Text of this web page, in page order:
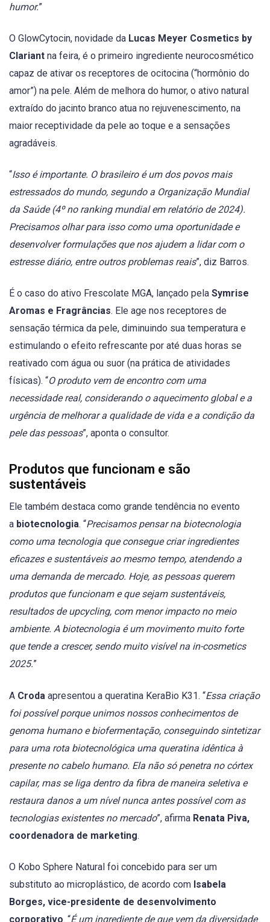
humor.”
O GlowCytocin, novidade da Lucas Meyer Cosmetics by
Clariant na feira, é o primeiro ingrediente neurocosmético
capaz de ativar os receptores de ocitocina (“hormônio do
amor”) na pele. Além de melhora do humor, o ativo natural
extraído do jacinto branco atua no rejuvenescimento, na
maior receptividade da pele ao toque e a sensações
agradáveis.
“Isso é importante. O brasileiro é um dos povos mais
estressados do mundo, segundo a Organização Mundial
da Saúde (4º no ranking mundial em relatório de 2024).
Precisamos olhar para isso como uma oportunidade e
desenvolver formulações que nos ajudem a lidar com o
estresse diário, entre outros problemas reais”, diz Barros.
É o caso do ativo Frescolate MGA, lançado pela Symrise
Aromas e Fragrâncias. Ele age nos receptores de
sensação térmica da pele, diminuindo sua temperatura e
estimulando o efeito refrescante por até duas horas se
reativado com água ou suor (na prática de atividades
físicas). “O produto vem de encontro com uma
necessidade real, considerando o aquecimento global e a
urgência de melhorar a qualidade de vida e a condição da
pele das pessoas”, aponta o consultor.
Produtos que funcionam e são
sustentáveis
Ele também destaca como grande tendência no evento
a biotecnologia. “Precisamos pensar na biotecnologia
como uma tecnologia que consegue criar ingredientes
eficazes e sustentáveis ao mesmo tempo, atendendo a
uma demanda de mercado. Hoje, as pessoas querem
produtos que funcionam e que sejam sustentáveis,
resultados de upcycling, com menor impacto no meio
ambiente. A biotecnologia é um movimento muito forte
que tende a crescer, sendo muito visível na in-cosmetics
2025.”
A Croda apresentou a queratina KeraBio K31. “Essa criação
foi possível porque unimos nossos conhecimentos de
genoma humano e biofermentação, conseguindo sintetizar
para uma rota biotecnológica uma queratina idêntica à
presente no cabelo humano. Ela não só penetra no córtex
capilar, mas se liga dentro da fibra de maneira seletiva e
restaura danos a um nível nunca antes possível com as
tecnologias existentes no mercado”, afirma Renata Piva,
coordenadora de marketing.
O Kobo Sphere Natural foi concebido para ser um
substituto ao microplástico, de acordo com Isabela
Borges, vice-presidente de desenvolvimento
corporativo. “É um ingrediente de que vem da diversidade